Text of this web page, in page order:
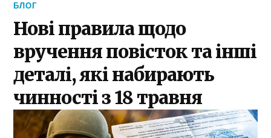
БЛОГ
Нові правила щодо
вручення повісток та інші
деталі, які набирають
чинності з 18 травня